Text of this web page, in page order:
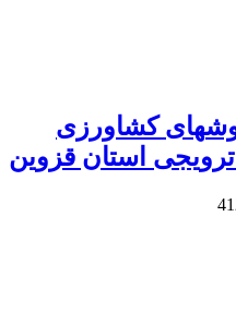
بررسی رفتار پذیرش روش‎های کشاورزی
استان قزوین